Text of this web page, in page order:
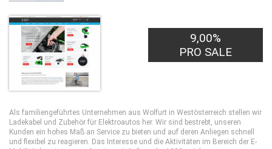
9,00%
PRO SALE
Als familiengeführtes Unternehmen aus Wolfurt in Westösterreich stellen wir
Ladekabel und Zubehör für Elektroautos her. Wir sind bestrebt, unseren
Kunden ein hohes Maß an Service zu bieten und auf deren Anliegen schnell
und flexibel zu reagieren. Das Interesse und die Aktivitäten im Bereich der E-